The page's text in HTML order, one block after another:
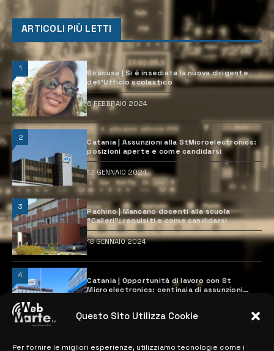
Questo Sito Utilizza Cookie
Per fornire le migliori esperienze, utilizziamo tecnologie come i
ARTICOLI PIÙ LETTI
1
Siracusa | Si è insediata la nuova dirigente
dell’Ufficio scolastico
6 FEBBRAIO 2024
2
Catania | Assunzioni alla StMicroelectronics:
posizioni aperte e come candidarsi
12 GENNAIO 2024
3
Pachino | Mancano docenti alla scuola
“Calleri”: requisiti e come candidarsi
18 GENNAIO 2024
4
Catania | Opportunità di lavoro con St
Microelectronics: centinaia di assunzioni
28 MARZO 2024